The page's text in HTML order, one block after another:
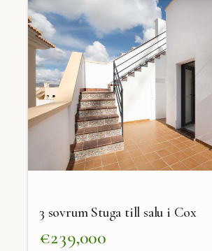
3 sovrum Stuga till salu i Cox
€239,000